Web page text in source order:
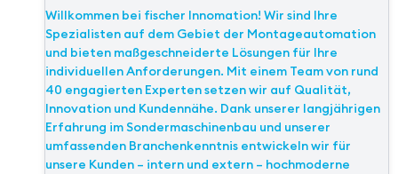
Willkommen bei fischer Innomation! Wir sind Ihre
Spezialisten auf dem Gebiet der Montageautomation
und bieten maßgeschneiderte Lösungen für Ihre
individuellen Anforderungen. Mit einem Team von rund
40 engagierten Experten setzen wir auf Qualität,
Innovation und Kundennähe. Dank unserer langjährigen
Erfahrung im Sondermaschinenbau und unserer
umfassenden Branchenkenntnis entwickeln wir für
unsere Kunden – intern und extern – hochmoderne